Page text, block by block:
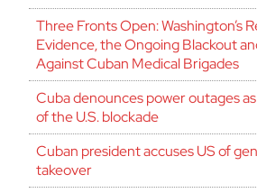
Three Fronts Open: Washington’s
Evidence, the Ongoing Blackout
Against Cuban Medical Brigades
Cuba denounces power outages
of the U.S. blockade
Cuban president accuses US of
takeover